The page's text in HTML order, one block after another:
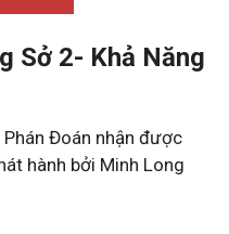
Sở 2- Khả Năng
Phán Đoán nhận được
hành bởi Minh Long